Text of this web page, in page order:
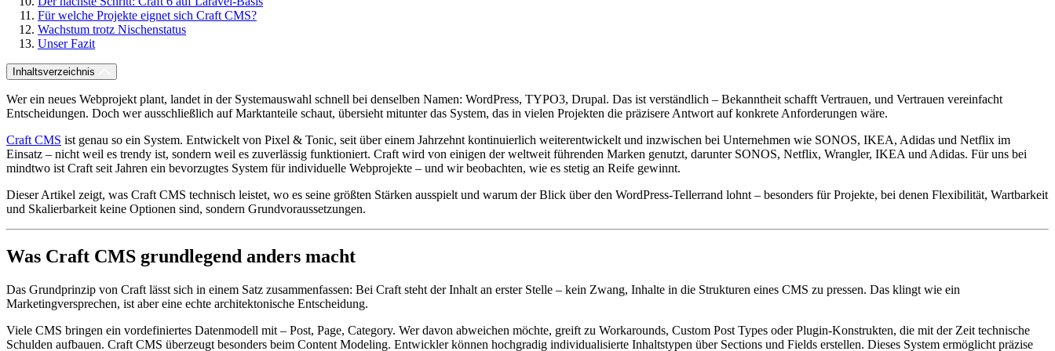
Für welche Projekte eignet sich Craft CMS?
Wachstum trotz Nischenstatus
Unser Fazit
Inhaltsverzeichnis
Wer ein neues Webprojekt plant, landet in der Systemauswahl schnell bei denselben Namen: WordPress, TYPO3, Drupal. Das ist verständlich – Bekanntheit schafft Vertrauen, und Vertrauen vereinfacht
Entscheidungen. Doch wer ausschließlich auf Marktanteile schaut, übersieht mitunter das System, das in vielen Projekten die präzisere Antwort auf konkrete Anforderungen wäre.
Craft CMS ist genau so ein System. Entwickelt von Pixel & Tonic, seit über einem Jahrzehnt kontinuierlich weiterentwickelt und inzwischen bei Unternehmen wie SONOS, IKEA, Adidas und Netflix im
Einsatz – nicht weil es trendy ist, sondern weil es zuverlässig funktioniert. Craft wird von einigen der weltweit führenden Marken genutzt, darunter SONOS, Netflix, Wrangler, IKEA und Adidas. Für uns bei
mindtwo ist Craft seit Jahren ein bevorzugtes System für individuelle Webprojekte – und wir beobachten, wie es stetig an Reife gewinnt.
Dieser Artikel zeigt, was Craft CMS technisch leistet, wo es seine größten Stärken ausspielt und warum der Blick über den WordPress-Tellerrand lohnt – besonders für Projekte, bei denen Flexibilität, Wartbarkeit
und Skalierbarkeit keine Optionen sind, sondern Grundvoraussetzungen.
Was Craft CMS grundlegend anders macht
Das Grundprinzip von Craft lässt sich in einem Satz zusammenfassen: Bei Craft steht der Inhalt an erster Stelle – kein Zwang, Inhalte in die Strukturen eines CMS zu pressen. Das klingt wie ein
Marketingversprechen, ist aber eine echte architektonische Entscheidung.
Viele CMS bringen ein vordefiniertes Datenmodell mit – Post, Page, Category. Wer davon abweichen möchte, greift zu Workarounds, Custom Post Types oder Plugin-Konstrukten, die mit der Zeit technische
Schulden aufbauen. Craft CMS überzeugt besonders beim Content Modeling. Entwickler können hochgradig individualisierte Inhaltstypen über Sections und Fields erstellen. Dieses System ermöglicht präzise